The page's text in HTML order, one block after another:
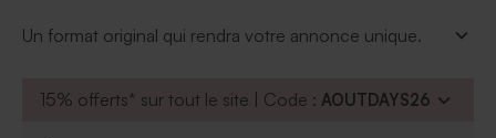
Un format original qui rendra votre annonce unique.
À personnaliser:
15% offerts* sur tout le site | Code : AOUTDAYS26